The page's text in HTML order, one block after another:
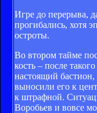
Игре до перерыва,
прогибались, хотя
остроты.
Во втором тайме
кость – после
настоящий бастион,
выносили его к
к штрафной.
Воробьев и вовсе